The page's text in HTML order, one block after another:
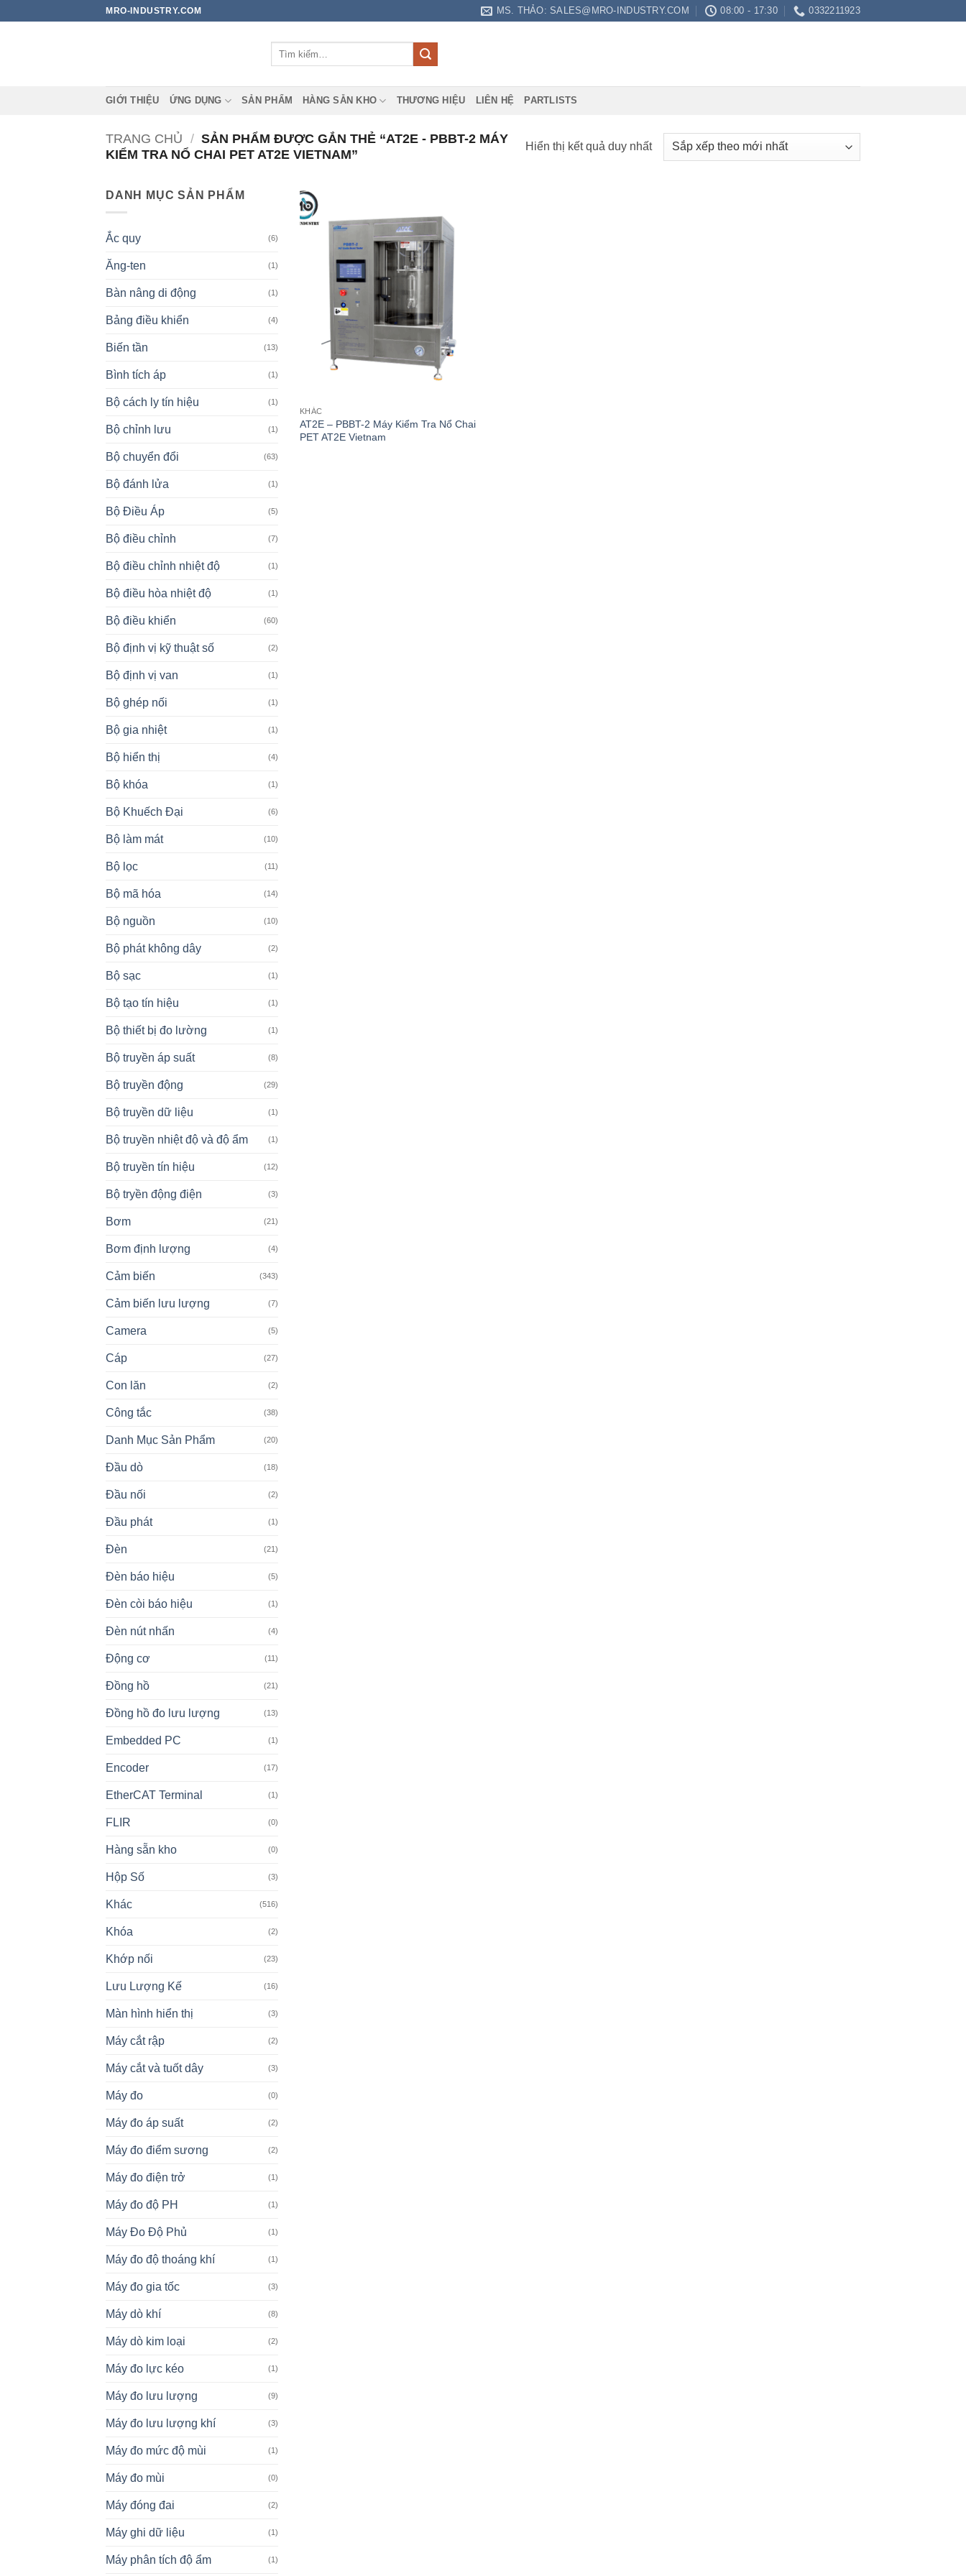
MRO-INDUSTRY.COM MS. THẢO: SALES@MRO-INDUSTRY.COM 08:00 - 17:30 0332211923
GIỚI THIỆU ỨNG DỤNG SẢN PHẨM HÀNG SẴN KHO THƯƠNG HIỆU LIÊN HỆ PARTLISTS
TRANG CHỦ / SẢN PHẨM ĐƯỢC GẮN THẺ “AT2E - PBBT-2 MÁY
KIỂM TRA NỔ CHAI PET AT2E VIETNAM”
Hiển thị kết quả duy nhất
DANH MỤC SẢN PHẨM
Ắc quy (6)
Ăng-ten (1)
Bàn nâng di động (1)
Bảng điều khiển (4)
Biến tần (13)
Bình tích áp (1)
Bộ cách ly tín hiệu (1)
Bộ chỉnh lưu (1)
Bộ chuyển đổi (63)
Bộ đánh lửa (1)
Bộ Điều Áp (5)
Bộ điều chỉnh (7)
Bộ điều chỉnh nhiệt độ (1)
Bộ điều hòa nhiệt độ (1)
Bộ điều khiển (60)
Bộ định vị kỹ thuật số (2)
Bộ định vị van (1)
Bộ ghép nối (1)
Bộ gia nhiệt (1)
Bộ hiển thị (4)
Bộ khóa (1)
Bộ Khuếch Đại (6)
Bộ làm mát (10)
Bộ lọc (11)
Bộ mã hóa (14)
Bộ nguồn (10)
Bộ phát không dây (2)
Bộ sạc (1)
Bộ tạo tín hiệu (1)
Bộ thiết bị đo lường (1)
Bộ truyền áp suất (8)
Bộ truyền động (29)
Bộ truyền dữ liệu (1)
Bộ truyền nhiệt độ và độ ẩm (1)
Bộ truyền tín hiệu (12)
Bộ tryền động điện (3)
Bơm (21)
Bơm định lượng (4)
Cảm biến (343)
Cảm biến lưu lượng (7)
Camera (5)
Cáp (27)
Con lăn (2)
Công tắc (38)
Danh Mục Sản Phẩm (20)
Đầu dò (18)
Đầu nối (2)
Đầu phát (1)
Đèn (21)
Đèn báo hiệu (5)
Đèn còi báo hiệu (1)
Đèn nút nhấn (4)
Động cơ (11)
Đồng hồ (21)
Đồng hồ đo lưu lượng (13)
Embedded PC (1)
Encoder (17)
EtherCAT Terminal (1)
FLIR (0)
Hàng sẵn kho (0)
Hộp Số (3)
Khác (516)
Khóa (2)
Khớp nối (23)
Lưu Lượng Kế (16)
Màn hình hiển thị (3)
Máy cắt rập (2)
Máy cắt và tuốt dây (3)
Máy đo (0)
Máy đo áp suất (2)
Máy đo điểm sương (2)
Máy đo điện trở (1)
Máy đo độ PH (1)
Máy Đo Độ Phủ (1)
Máy đo độ thoáng khí (1)
Máy đo gia tốc (3)
Máy dò khí (8)
Máy dò kim loại (2)
Máy đo lực kéo (1)
Máy đo lưu lượng (9)
Máy đo lưu lượng khí (3)
Máy đo mức độ mùi (1)
Máy đo mùi (0)
Máy đóng đai (2)
Máy ghi dữ liệu (1)
Máy phân tích độ ẩm (1)
KHÁC
AT2E – PBBT-2 Máy Kiểm Tra Nổ Chai
PET AT2E Vietnam